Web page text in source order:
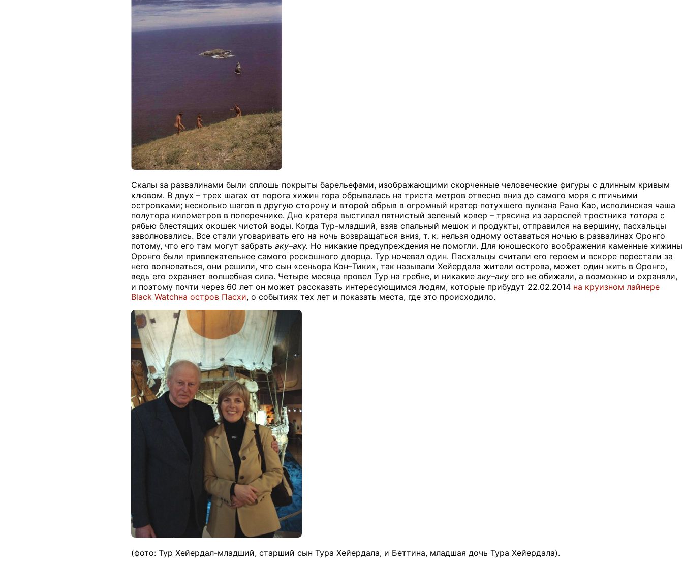
Скалы за развалинами были сплошь покрыты барельефами, изображающими скорченные человеческие фигуры с длинным кривым
клювом. В двух – трех шагах от порога хижин гора обрывалась на триста метров отвесно вниз до самого моря с птичьими
островками; несколько шагов в другую сторону и второй обрыв в огромный кратер потухшего вулкана Рано Као, исполинская чаша
полутора километров в поперечнике. Дно кратера выстилал пятнистый зеленый ковер – трясина из зарослей тростника тотора с
рябью блестящих окошек чистой воды. Когда Тур-младший, взяв спальный мешок и продукты, отправился на вершину, пасхальцы
заволновались. Все стали уговаривать его на ночь возвращаться вниз, т. к. нельзя одному оставаться ночью в развалинах Оронго
потому, что его там могут забрать аку–аку. Но никакие предупреждения не помогли. Для юношеского воображения каменные хижины
Оронго были привлекательнее самого роскошного дворца. Тур ночевал один. Пасхальцы считали его героем и вскоре перестали за
него волноваться, они решили, что сын «сеньора Кон–Тики», так называли Хейердала жители острова, может один жить в Оронго,
ведь его охраняет волшебная сила. Четыре месяца провел Тур на гребне, и никакие аку–аку его не обижали, а возможно и охраняли,
и поэтому почти через 60 лет он может рассказать интересующимся людям, которые прибудут 22.02.2014 на круизном лайнере
Black Watchна остров Пасхи, о событиях тех лет и показать места, где это происходило.
(фото: Тур Хейердал-младший, старший сын Тура Хейердала, и Беттина, младшая дочь Тура Хейердала).